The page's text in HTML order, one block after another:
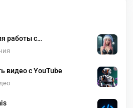
работы с
раздевание )
видео с YouTube